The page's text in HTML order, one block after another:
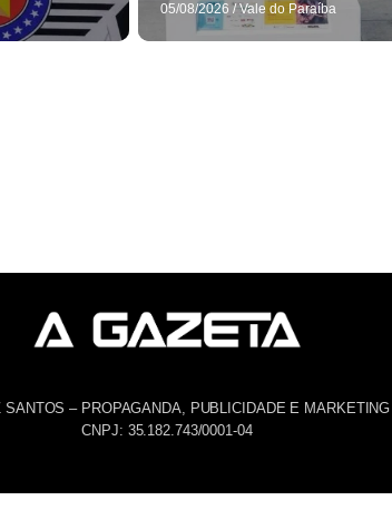
05/08/2026 / Vale do Paraíba
SANTOS – PROPAGANDA, PUBLICIDADE E MARKETING
CNPJ: 35.182.743/0001-04